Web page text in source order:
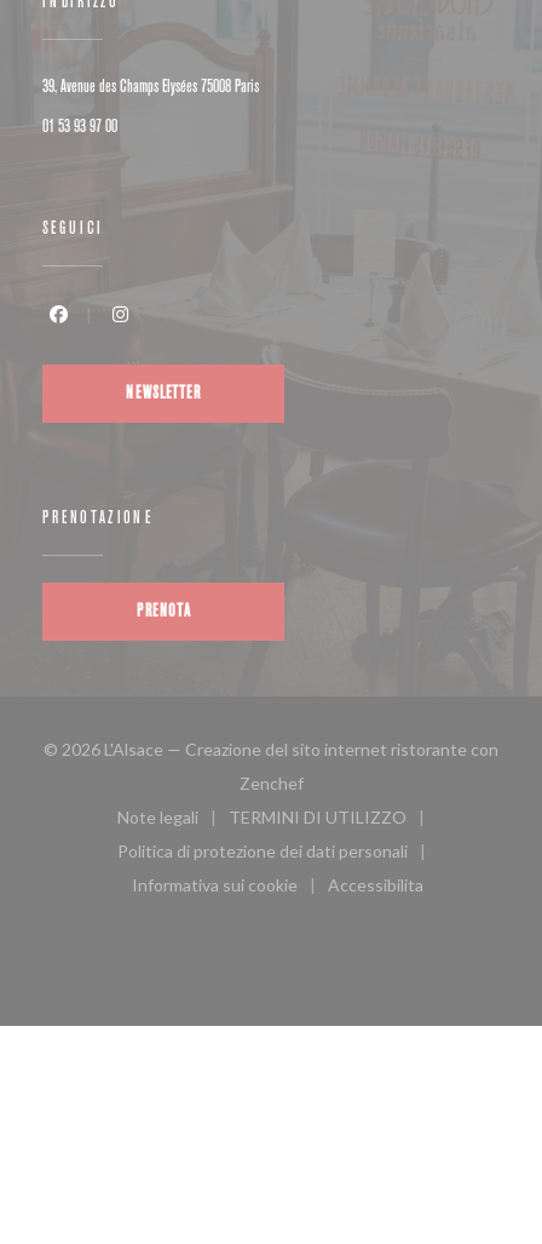
39, Avenue des Champs Elysées 75008 Paris((apre una nuova finestra))
01 53 93 97 00
SEGUICI
NEWSLETTER
PRENOTAZIONE
PRENOTA
© 2026 L'Alsace — Creazione del sito internet ristorante con
Zenchef((apre una nuova finestra))
Note legali
((apre una nuova finestra))
TERMINI DI UTILIZZO
((apre una nuova finestra))
Politica di protezione dei dati personali
((apre una nuova finestra))
Informativa sui cookie
((apre una nuova finestra))
Accessibilita